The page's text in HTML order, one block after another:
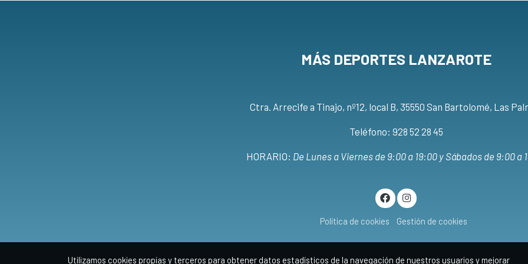
MÁS DEPORTES LANZAROTE
Ctra. Arrecife a Tinajo, nº12, local B, 35550 San Bartolomé, Las
Teléfono: 928 52 28 45
HORARIO: De Lunes a Viernes de 9:00 a 19:00 y Sábados de 9:00 a
Política de cookies Gestión de cookies
Utilizamos cookies propias y terceros para obtener datos estadísticos de la navegación de nuestros usuarios y mejorar